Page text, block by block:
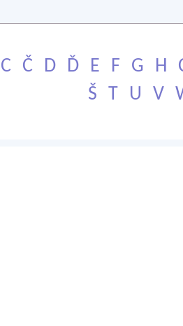
C Č D Ď E F G H
Š
T U V